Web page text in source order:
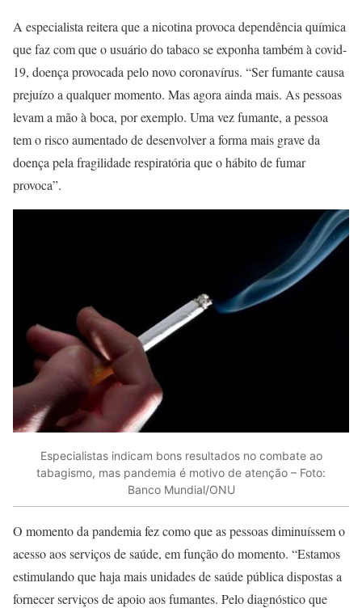
A especialista reitera que a nicotina provoca dependência química
que faz com que o usuário do tabaco se exponha também à covid-
19, doença provocada pelo novo coronavírus. “Ser fumante causa
prejuízo a qualquer momento. Mas agora ainda mais. As pessoas
levam a mão à boca, por exemplo. Uma vez fumante, a pessoa
tem o risco aumentado de desenvolver a forma mais grave da
doença pela fragilidade respiratória que o hábito de fumar
provoca”.
Especialistas indicam bons resultados no combate ao
tabagismo, mas pandemia é motivo de atenção – Foto:
Banco Mundial/ONU
O momento da pandemia fez como que as pessoas diminuíssem o
acesso aos serviços de saúde, em função do momento. “Estamos
estimulando que haja mais unidades de saúde pública dispostas a
fornecer serviços de apoio aos fumantes. Pelo diagnóstico que